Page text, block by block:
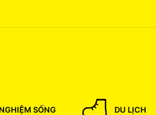
SỐNG DU LỊCH